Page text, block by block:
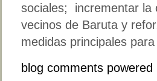
sociales; incrementar la
vecinos de Baruta y
medidas principales
blog comments powered